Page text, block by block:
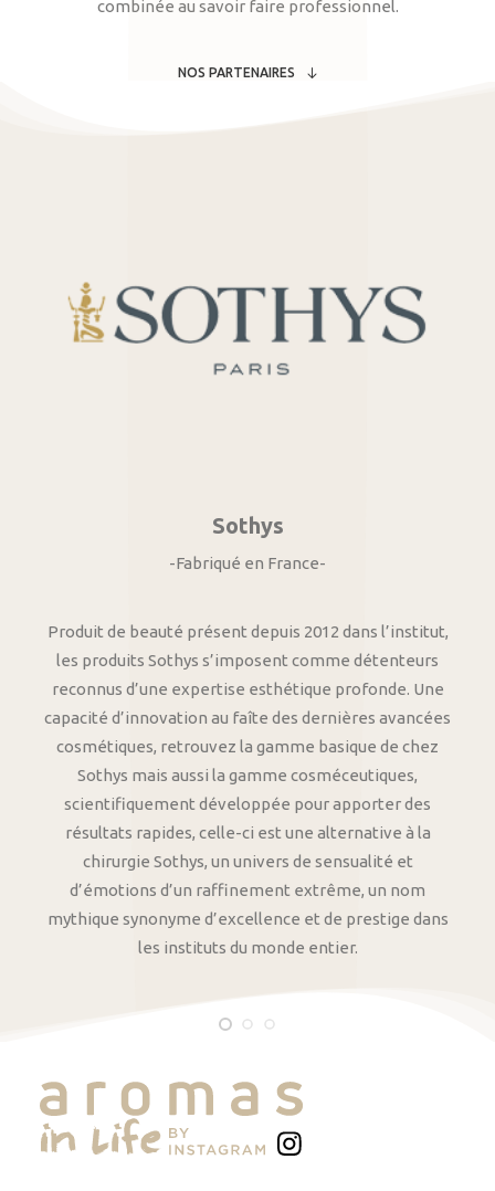
combinée au savoir faire professionnel.
NOS PARTENAIRES
Sothys
-Fabriqué en France-
Produit de beauté présent depuis 2012 dans l’institut,
les produits Sothys s’imposent comme détenteurs
reconnus d’une expertise esthétique profonde. Une
capacité d’innovation au faîte des dernières avancées
cosmétiques, retrouvez la gamme basique de chez
Sothys mais aussi la gamme cosméceutiques,
scientifiquement développée pour apporter des
résultats rapides, celle-ci est une alternative à la
chirurgie Sothys, un univers de sensualité et
d’émotions d’un raffinement extrême, un nom
mythique synonyme d’excellence et de prestige dans
les instituts du monde entier.